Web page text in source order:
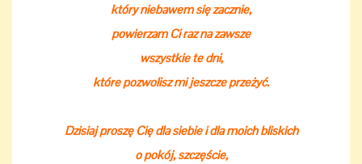
który niebawem się zacznie,
powierzam Ci raz na zawsze
wszystkie te dni,
które pozwolisz mi jeszcze przeżyć.
Dzisiaj proszę Cię dla siebie i dla moich bliskich
o pokój, szczęście,